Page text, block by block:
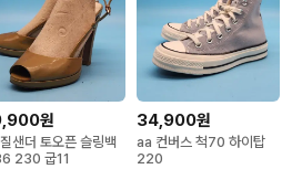
원
샌더 토오픈 슬링백
230 굽11
34,900원
aa 컨버스 척70 하이탑
220